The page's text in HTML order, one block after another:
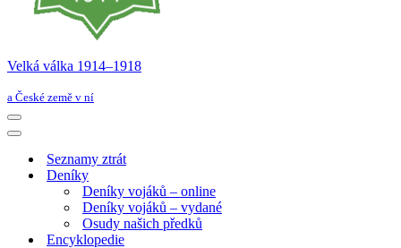
Velká válka 1914–⁠⁠⁠⁠⁠⁠1918
a České země v ní
Navigační
menu
Navigační
Seznamy ztrát
Deníky
Deníky vojáků – online
Deníky vojáků – vydané
Osudy našich předků
Encyklopedie